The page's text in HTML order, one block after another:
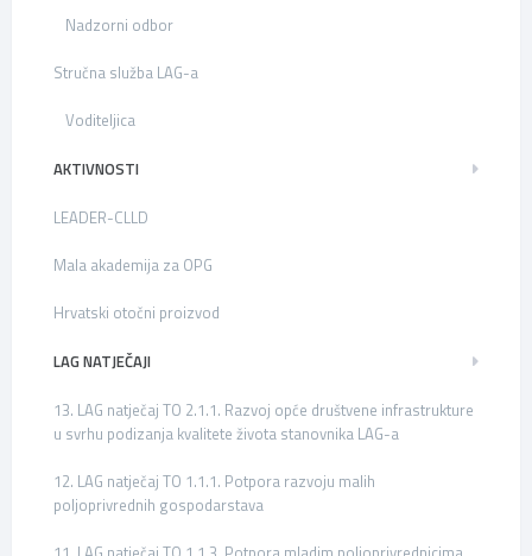
Nadzorni odbor
Stručna služba LAG-a
Voditeljica
AKTIVNOSTI
LEADER-CLLD
Mala akademija za OPG
Hrvatski otočni proizvod
LAG NATJEČAJI
13. LAG natječaj TO 2.1.1. Razvoj opće društvene infrastrukture
u svrhu podizanja kvalitete života stanovnika LAG-a
12. LAG natječaj TO 1.1.1. Potpora razvoju malih
poljoprivrednih gospodarstava